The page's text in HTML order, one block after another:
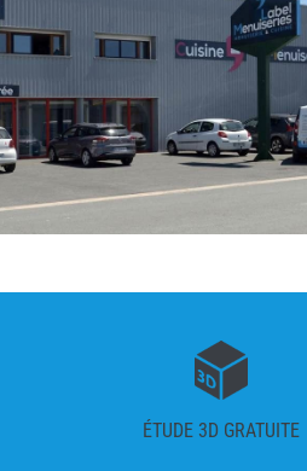
ÉTUDE 3D GRATUITE